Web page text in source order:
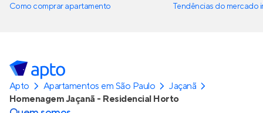
Como comprar apartamento
Tendências do mercado
Apto Apartamentos em São Paulo
Jaçanã
Homenagem Jaçanã - Residencial Horto